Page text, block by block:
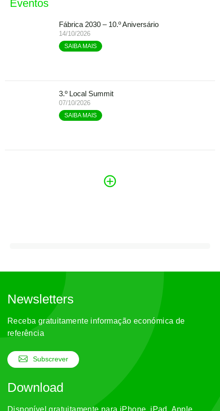
Eventos
Fábrica 2030 – 10.º Aniversário
14/10/2026
SAIBA MAIS
3.º Local Summit
07/10/2026
SAIBA MAIS
Newsletters
Receba gratuitamente informação económica de
referência
Subscrever
Download
Disponível gratuitamente para iPhone, iPad, Apple